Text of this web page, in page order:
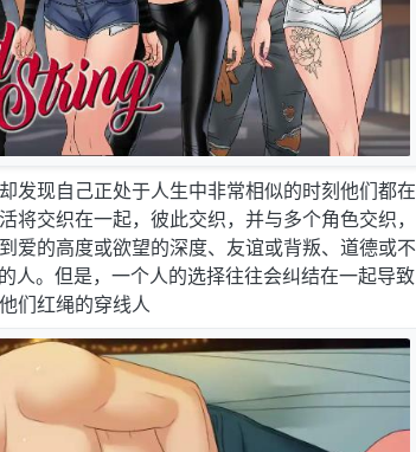
发现自己正处于人生中非常相似的时刻他们都在
交织在一起，彼此交织，并与多个角色交织，
爱的高度或欲望的深度、友谊或背叛、道德或不
。但是，一个人的选择往往会纠结在一起导致
们红绳的穿线人